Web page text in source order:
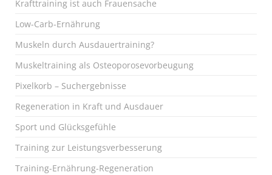
Krafttraining ist auch Frauensache
Low-Carb-Ernährung
Muskeln durch Ausdauertraining?
Muskeltraining als Osteoporosevorbeugung
Pixelkorb – Suchergebnisse
Regeneration in Kraft und Ausdauer
Sport und Glücksgefühle
Training zur Leistungsverbesserung
Training-Ernährung-Regeneration